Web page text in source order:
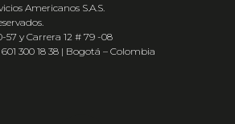
Americanos S.A.S.
57 y Carrera 12 # 79 -08
300 18 38 | Bogotá – Colombia